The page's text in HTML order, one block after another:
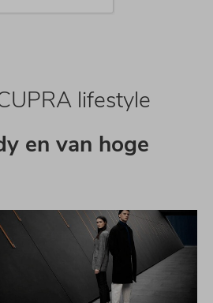
lifestyle
en van hoge